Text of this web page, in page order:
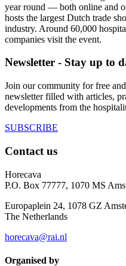
year round — both online and
hosts the largest Dutch trade
industry. Around 60,000
companies visit the event.
Newsletter - Stay up to
Join our community for free
newsletter filled with articles,
developments from the
SUBSCRIBE
Contact us
Horecava
P.O. Box 77777, 1070 MS
Europaplein 24, 1078 GZ
The Netherlands
horecava@rai.nl
Organised by